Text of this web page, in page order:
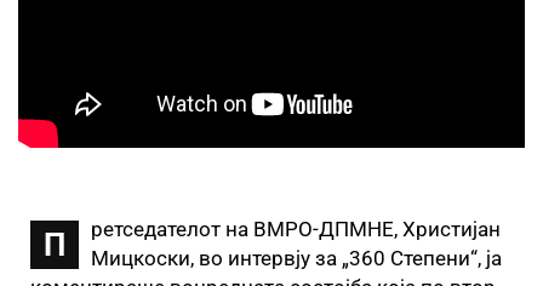
П
ретседателот на ВМРО-ДПМНЕ, Христијан
Мицкоски, во интервју за „360 Степени“, ја